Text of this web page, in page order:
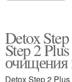
Detox
Step 2
очищения
Detox Step 2